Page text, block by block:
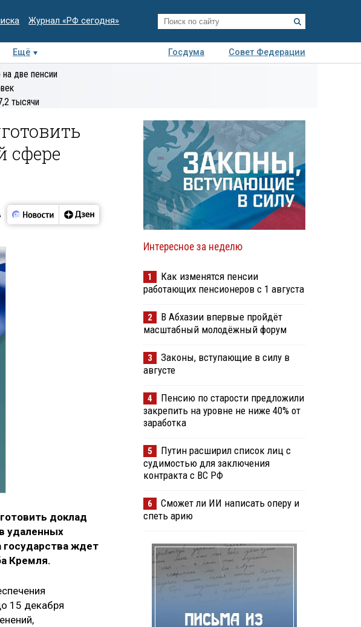
Журнал «РФ сегодня»
Ещё Госдума
Совет Федерации
Деловая
две пенсии
тысячи
сфере
доклад
удаленных
государства ждет
Кремля.
15 декабря
Интересное за неделю
1
Как изменятся пенсии
работающих пенсионеров с 1 августа
2
В Абхазии впервые пройдёт
масштабный молодёжный форум
3
Законы, вступающие в силу в
августе
4
Пенсию по старости предложили
закрепить на уровне не ниже 40% от
заработка
5
Путин расширил список лиц с
судимостью для заключения
контракта с ВС РФ
6
Сможет ли ИИ написать оперу и
спеть арию